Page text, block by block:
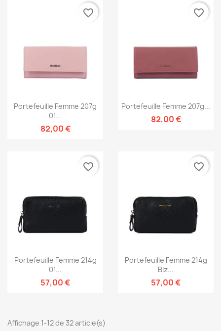
Portefeuille Femme 207g
01...
82,00 €
favorite_border
Portefeuille Femme 207g...
82,00 €
favorite_border
Portefeuille Femme 214g
01...
57,00 €
favorite_border
Portefeuille Femme 214g
Biz...
57,00 €
favorite_border
Affichage 1-12 de 32 article(s)